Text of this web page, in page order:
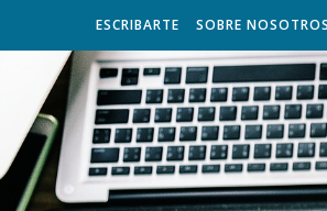
ESCRIBARTE SOBRE NOSOTROS